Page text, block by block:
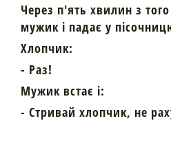
Через п'ять хвилин з
мужик і падає у
Хлопчик:
- Раз!
Мужик встає і:
- Стривай хлопчик, не